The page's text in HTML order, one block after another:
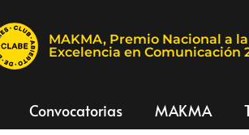
MAKMA, Premio Nacional a la
Excelencia en Comunicación
Convocatorias MAKMA